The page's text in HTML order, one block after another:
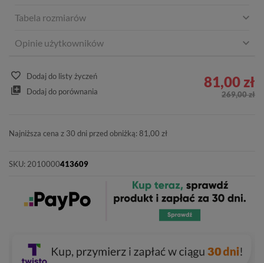
Tabela rozmiarów
Opinie użytkowników
Dodaj do listy życzeń
Dodaj do porównania
81,00 zł
269,00 zł
Najniższa cena z 30 dni przed obniżką: 81,00 zł
SKU: 2010000413609